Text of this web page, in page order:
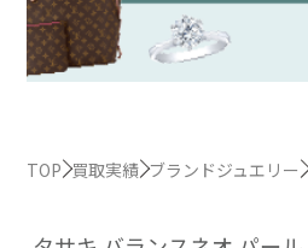
TOP 買取実績 ブランドジュエリー